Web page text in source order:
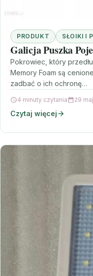
PRODUKT SŁOIKI I
Galicja Puszka
Pokrowiec, który
Memory Foam są
zadbać o ich ochronę…
4 minuty czytania 29
Czytaj więcej